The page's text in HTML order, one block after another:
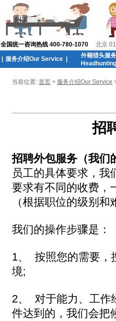
全国统一咨询热线 400-780-1070 北京
服务介绍Our Service
外籍猎头服
当前位置: 首页 > 服务介绍Our Service
招
招聘外包服务（我们
员工的具体要求，我
要求有不同的收费，
（根据职位的级别
我们的操作步骤是：
1、 按照您的需要，
境;
2、 对于能力、工作
件达到的，我们会把